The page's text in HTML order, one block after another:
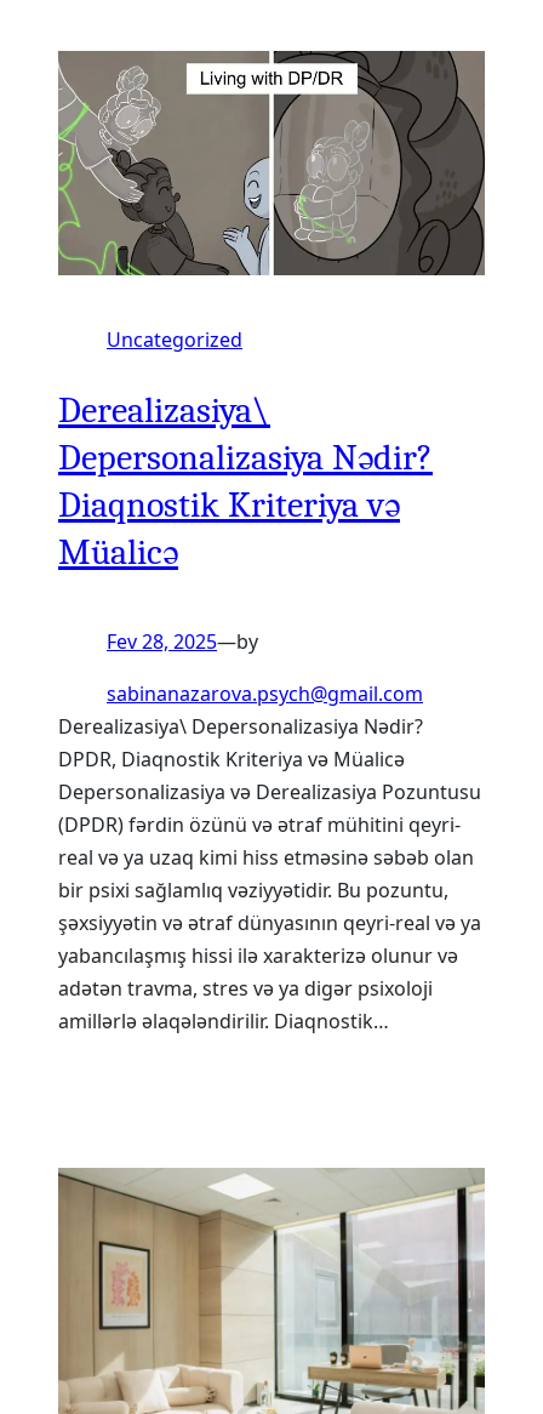
Uncategorized
Derealizasiya\
Depersonalizasiya Nədir?
Diaqnostik Kriteriya və
Müalicə
Fev 28, 2025—by
sabinanazarova.psych@gmail.com
Derealizasiya\ Depersonalizasiya Nədir?
DPDR, Diaqnostik Kriteriya və Müalicə
Depersonalizasiya və Derealizasiya Pozuntusu
(DPDR) fərdin özünü və ətraf mühitini qeyri-
real və ya uzaq kimi hiss etməsinə səbəb olan
bir psixi sağlamlıq vəziyyətidir. Bu pozuntu,
şəxsiyyətin və ətraf dünyasının qeyri-real və ya
yabancılaşmış hissi ilə xarakterizə olunur və
adətən travma, stres və ya digər psixoloji
amillərlə əlaqələndirilir. Diaqnostik…